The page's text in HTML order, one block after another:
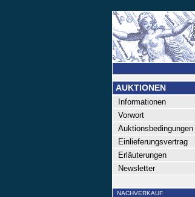
AUKTIONEN
Informationen
Vorwort
Auktionsbedingungen
Einlieferungsvertrag
Erläuterungen
Newsletter
NACHVERKAUF